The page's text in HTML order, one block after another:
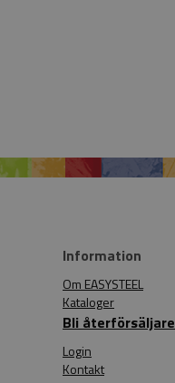
Information
Om EASYSTEEL
Kataloger
Bli återförsäljare
Login
Kontakt